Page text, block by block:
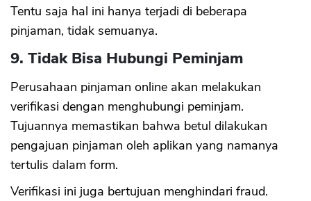
Tentu saja hal ini hanya terjadi di beberapa
pinjaman, tidak semuanya.
9. Tidak Bisa Hubungi Peminjam
Perusahaan pinjaman online akan melakukan
verifikasi dengan menghubungi peminjam.
Tujuannya memastikan bahwa betul dilakukan
pengajuan pinjaman oleh aplikan yang namanya
tertulis dalam form.
Verifikasi ini juga bertujuan menghindari fraud.